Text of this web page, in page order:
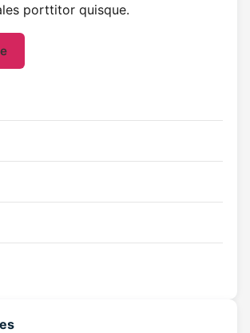
porttitor quisque.